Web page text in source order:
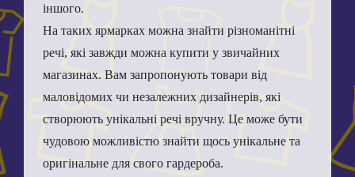
іншого.
На таких ярмарках можна знайти різноманітні
речі, які завжди можна купити у звичайних
магазинах. Вам запропонують товари від
маловідомих чи незалежних дизайнерів, які
створюють унікальні речі вручну. Це може бути
чудовою можливістю знайти щось унікальне та
оригінальне для свого гардероба.